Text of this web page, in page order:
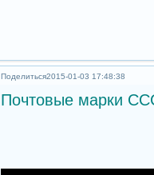
Поделиться2015-01-03 17:48:38
Почтовые марки